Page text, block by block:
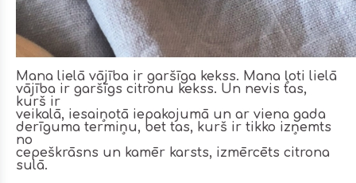
Mana lielā vājība ir garšīga kekss. Mana ļoti lielā
vājība ir garšīgs citronu kekss. Un nevis tas,
kurš ir
veikalā, iesaiņotā iepakojumā un ar viena gada
derīguma termiņu, bet tas, kurš ir tikko izņemts
no
cepeškrāsns un kamēr karsts, izmērcēts citrona
sulā.